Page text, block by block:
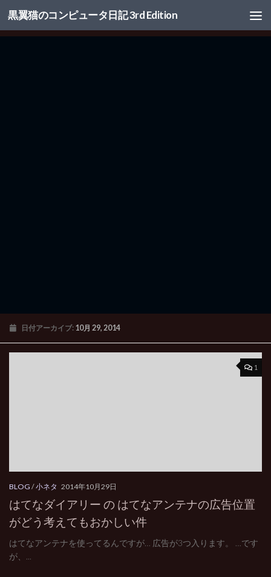
コンテンツへスキップ
黒翼猫のコンピュータ日記 3rd Edition
日付アーカイブ: 10月 29, 2014
1
BLOG /小ネタ 2014年10月29日
はてなダイアリー の はてなアンテナの広告位置
がどう考えてもおかしい件
はてなアンテナを使ってるんですが… 広告が3つ入ります。 …です
が、...